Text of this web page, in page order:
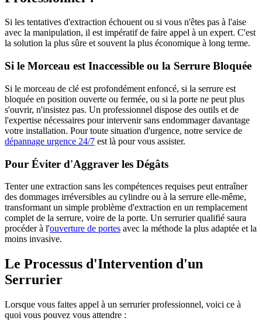
Si les tentatives d'extraction échouent ou si vous n'êtes pas à l'aise
avec la manipulation, il est impératif de faire appel à un expert. C'est
la solution la plus sûre et souvent la plus économique à long terme.
Si le Morceau est Inaccessible ou la Serrure Bloquée
Si le morceau de clé est profondément enfoncé, si la serrure est
bloquée en position ouverte ou fermée, ou si la porte ne peut plus
s'ouvrir, n'insistez pas. Un professionnel dispose des outils et de
l'expertise nécessaires pour intervenir sans endommager davantage
votre installation. Pour toute situation d'urgence, notre service de
dépannage urgence 24/7 est là pour vous assister.
Pour Éviter d'Aggraver les Dégâts
Tenter une extraction sans les compétences requises peut entraîner
des dommages irréversibles au cylindre ou à la serrure elle-même,
transformant un simple problème d'extraction en un remplacement
complet de la serrure, voire de la porte. Un serrurier qualifié saura
procéder à l'ouverture de portes avec la méthode la plus adaptée et la
moins invasive.
Le Processus d'Intervention d'un
Serrurier
Lorsque vous faites appel à un serrurier professionnel, voici ce à
quoi vous pouvez vous attendre :